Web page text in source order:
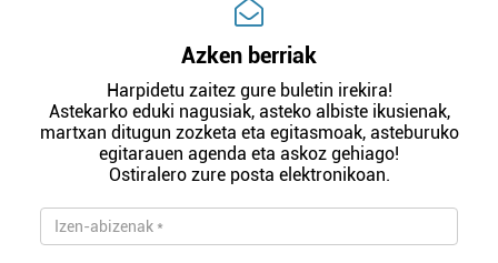
Azken berriak
Harpidetu zaitez gure buletin irekira!
Astekarko eduki nagusiak, asteko albiste ikusienak,
martxan ditugun zozketa eta egitasmoak, asteburuko
egitarauen agenda eta askoz gehiago!
Ostiralero zure posta elektronikoan.